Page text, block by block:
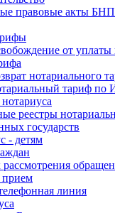
правовые акты БНП
от уплаты
нотариального
тариф по
реестры
государств
- детям
линия